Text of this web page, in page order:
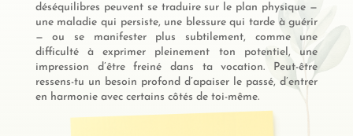
déséquilibres peuvent se traduire sur le plan physique —
une maladie qui persiste, une blessure qui tarde à guérir
— ou se manifester plus subtilement, comme une
difficulté à exprimer pleinement ton potentiel, une
impression d’être freiné dans ta vocation. Peut-être
ressens-tu un besoin profond d’apaiser le passé, d’entrer
en harmonie avec certains côtés de toi-même.